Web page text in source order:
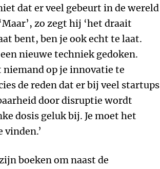
dat er veel gebeurt in de wereld
zo zegt hij ‘het draait
bent, ben je ook echt te laat.
nieuwe techniek gedoken.
niemand op je innovatie te
de reden dat er bij veel startups
door disruptie wordt
dosis geluk bij. Je moet het
boeken om naast de